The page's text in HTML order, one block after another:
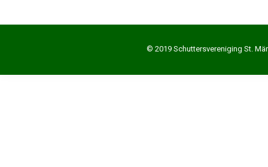
© 2019 Schuttersvereniging St.